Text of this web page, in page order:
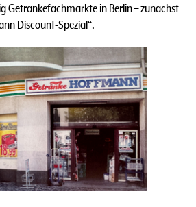
Getränkefachmärkte in Berlin – zunächst
Discount-Spezial“.